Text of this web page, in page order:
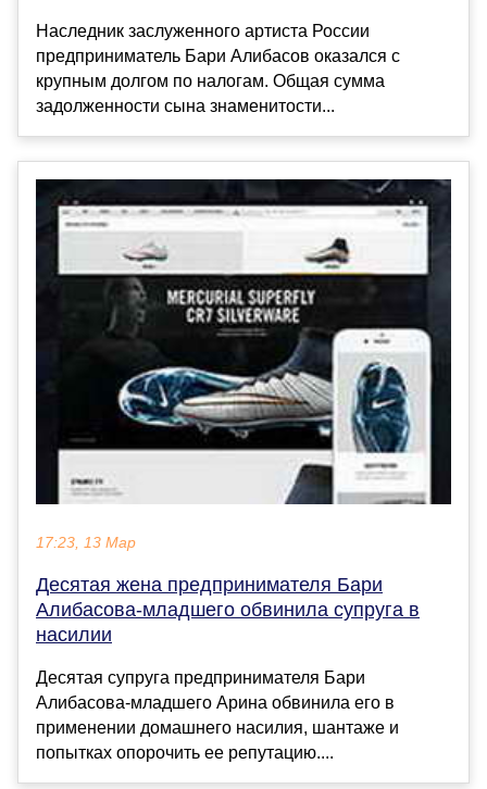
Наследник заслуженного артиста России
предприниматель Бари Алибасов оказался с
крупным долгом по налогам. Общая сумма
задолженности сына знаменитости...
17:23, 13 Мар
Десятая жена предпринимателя Бари
Алибасова-младшего обвинила супруга в
насилии
Десятая супруга предпринимателя Бари
Алибасова-младшего Арина обвинила его в
применении домашнего насилия, шантаже и
попытках опорочить ее репутацию....